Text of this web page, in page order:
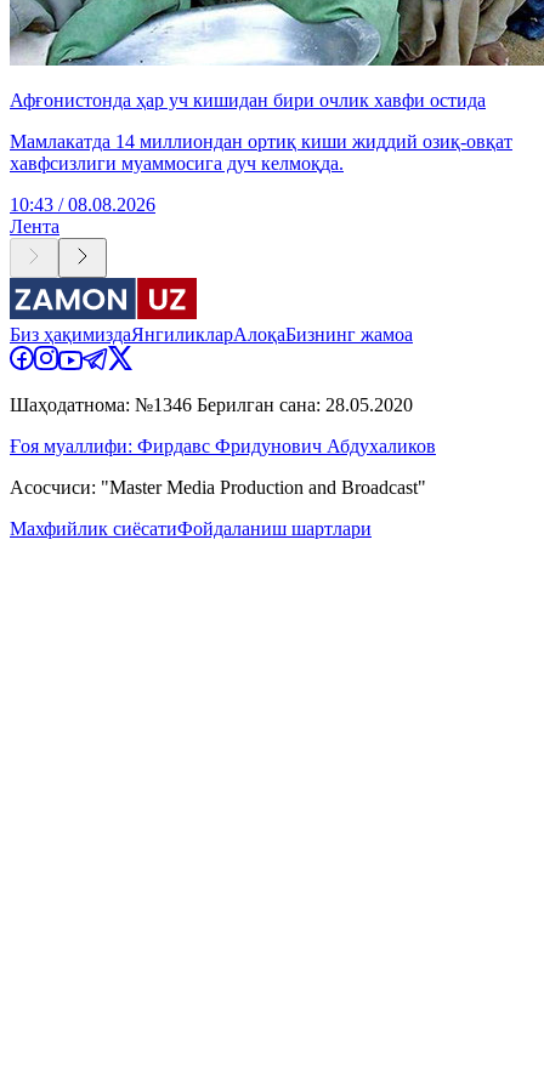
Афғонистонда ҳар уч кишидан бири очлик хавфи остида
Мамлакатда 14 миллиондан ортиқ киши жиддий озиқ-овқат
хавфсизлиги муаммосига дуч келмоқда.
10:43 / 08.08.2026
Лента
Биз ҳақимиздаЯнгиликларАлоқаБизнинг жамоа
Шаҳодатнома: №1346 Берилган сана: 28.05.2020
Ғоя муаллифи: Фирдавс Фридунович Абдухаликов
Асосчиси: "Master Media Production and Broadcast"
Махфийлик сиёсатиФойдаланиш шартлари